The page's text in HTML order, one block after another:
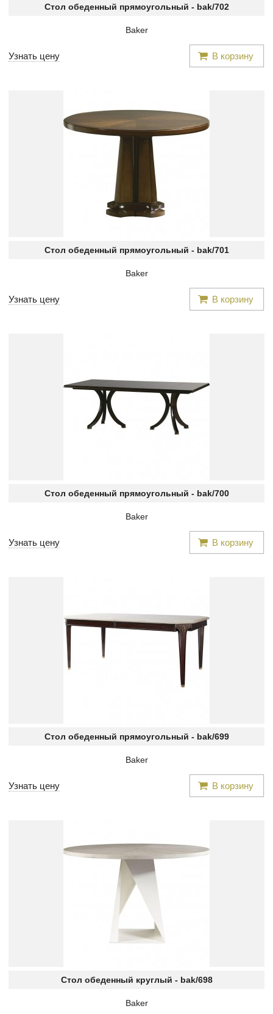
Стол обеденный прямоугольный - bak/702
Baker
Узнать цену В корзину
Стол обеденный прямоугольный - bak/701
Baker
Узнать цену В корзину
Стол обеденный прямоугольный - bak/700
Baker
Узнать цену В корзину
Стол обеденный прямоугольный - bak/699
Baker
Узнать цену В корзину
Стол обеденный круглый - bak/698
Baker